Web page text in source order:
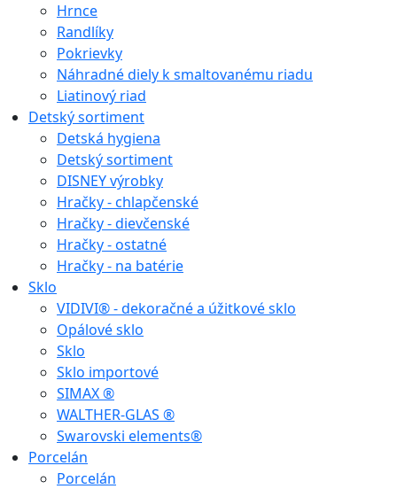
Hrnce
Randlíky
Pokrievky
Náhradné diely k smaltovanému riadu
Liatinový riad
Detský sortiment
Detská hygiena
Detský sortiment
DISNEY výrobky
Hračky - chlapčenské
Hračky - dievčenské
Hračky - ostatné
Hračky - na batérie
Sklo
VIDIVI® - dekoračné a úžitkové sklo
Opálové sklo
Sklo
Sklo importové
SIMAX ®
WALTHER-GLAS ®
Swarovski elements®
Porcelán
Porcelán